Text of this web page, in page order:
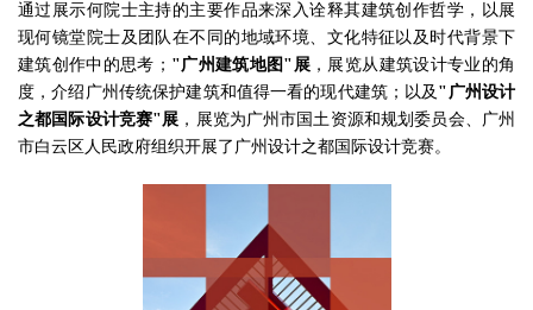
通过展示何院士主持的主要作品来深入诠释其建筑创作哲学，以展
现何镜堂院士及团队在不同的地域环境、文化特征以及时代背景下
建筑创作中的思考； "广州建筑地图"展 ，展览从建筑设计专业的角
度，介绍广州传统保护建筑和值得一看的现代建筑；以及 "广州设计
之都国际设计竞赛"展 ，展览为广州市国土资源和规划委员会、广州
市白云区人民政府组织开展了广州设计之都国际设计竞赛。